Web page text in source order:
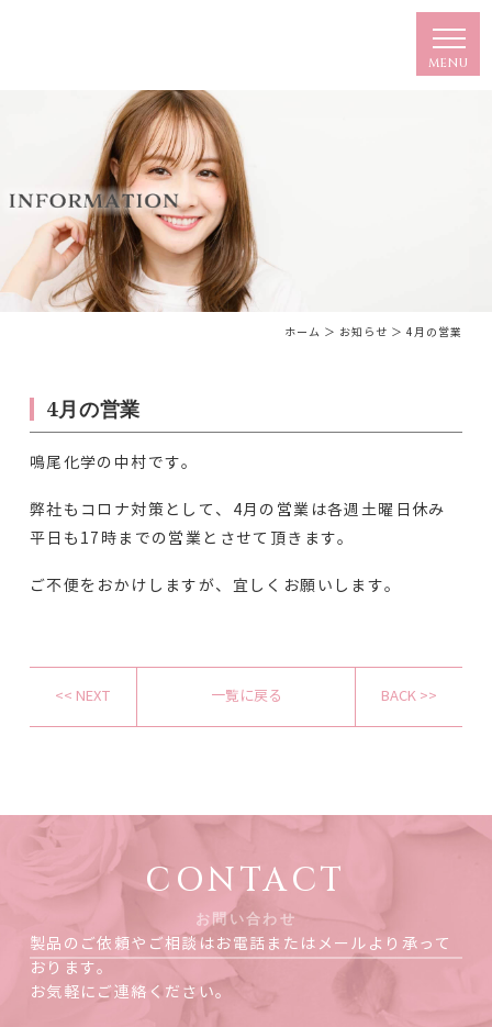
ホーム ＞ お知らせ ＞ 4月の営業
4月の営業
鳴尾化学の中村です。
弊社もコロナ対策として、4月の営業は各週土曜日休み
平日も17時までの営業とさせて頂きます。
ご不便をおかけしますが、宜しくお願いします。
<< NEXT 一覧に戻る BACK >>
CONTACT
お問い合わせ
製品のご依頼やご相談はお電話またはメールより承って
おります。
お気軽にご連絡ください。